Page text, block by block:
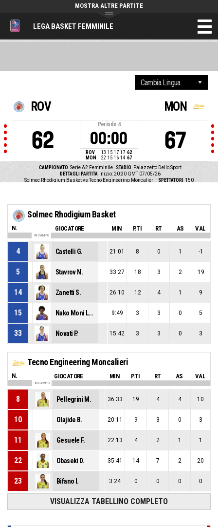
LEGA BASKET FEMMINILE
MOSTRA ALTRE PARTITE
ROV
62
Periodo 4
00:00
ROV 13 15 17 17 62
MON
22 15 16 14 67
MON
67
CAMPIONATO Serie A2 Femminile STADIO Palazzetto Dello Sport
DETTAGLI PARTITA
Inizio: 20:30 GMT 07/05/26
Solmec Rhodigium Basket vs Tecno Engineering Moncalieri
SPETTATORI 150
Solmec Rhodigium Basket
N. GIOCATORE MIN P.TI RT AS VAL
IN CAMPO
4 Castelli G. 21:01 8 0 1 -1
5 Stavrov N. 33:27 18 3 2 19
14 Zanetti S. 26:10 12 4 1 9
15 Nako Moni Luma M. 9:49 3 3 0 5
33 Novati P. 15:42 3 3 0 3
Tecno Engineering Moncalieri
N. GIOCATORE MIN P.TI RT AS VAL
IN CAMPO
8 Pellegrini M. 36:33 19 4 4 10
10 Olajide B. 20:11 9 3 0 3
11 Gesuele F. 22:13 4 2 1 1
22 Obaseki D. 35:41 14 7 2 20
23 Bifano I. 3:24 0 0 0 0
VISUALIZZA TABELLINO COMPLETO